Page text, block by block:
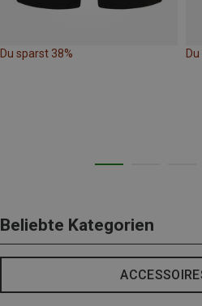
Du sparst 38%
Beliebte Kategorien